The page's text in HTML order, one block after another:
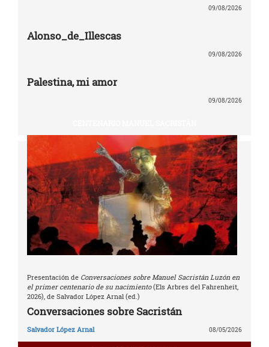
09/08/2026
Alonso_de_Illescas
09/08/2026
Palestina, mi amor
09/08/2026
Presentación de Conversaciones sobre Manuel Sacristán Luzón en
el primer centenario de su nacimiento(Els Arbres del Fahrenheit,
2026), de Salvador López Arnal (ed.)
Conversaciones sobre Sacristán
Salvador López Arnal 08/05/2026